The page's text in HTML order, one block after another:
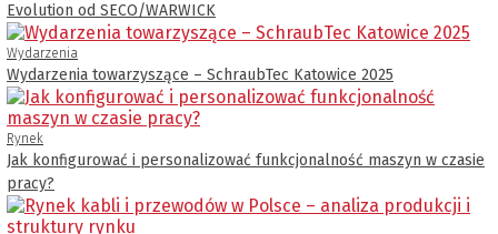
Evolution od SECO/WARWICK
Wydarzenia
Wydarzenia towarzyszące – SchraubTec Katowice 2025
Rynek
Jak konfigurować i personalizować funkcjonalność maszyn w czasie
pracy?